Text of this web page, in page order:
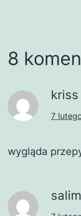
8
kriss
7
wygląda